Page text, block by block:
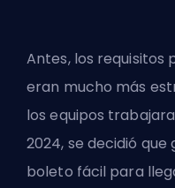
Antes, los requisitos
eran mucho más
los equipos
2024, se decidió
boleto fácil para